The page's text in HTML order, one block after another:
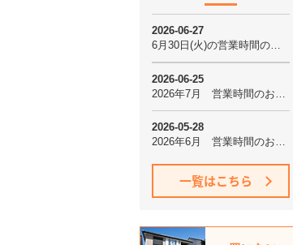
一覧はこちら